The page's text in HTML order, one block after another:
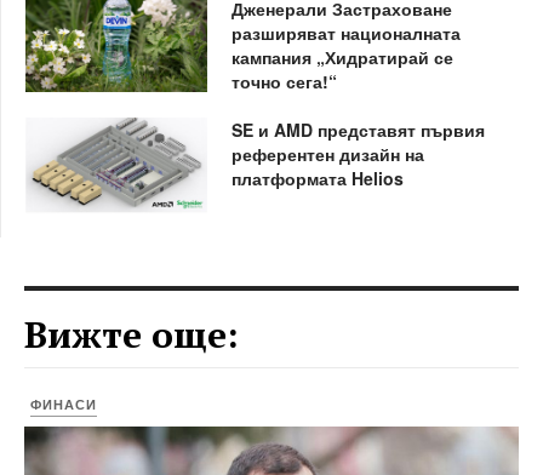
Дженерали Застраховане
разширяват националната
кампания „Хидратирай се
точно сега!“
SE и AMD представят първия
референтен дизайн на
платформата Helios
Вижте още:
ФИНАСИ